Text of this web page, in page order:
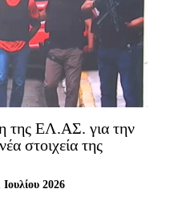
της ΕΛ.ΑΣ. για την
στοιχεία της
Ιουλίου 2026